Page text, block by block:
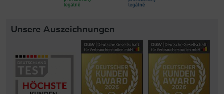
Unsere Auszeichnungen